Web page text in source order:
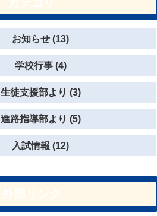
お知らせ (13)
学校行事 (4)
生徒支援部より (3)
進路指導部より (5)
入試情報 (12)